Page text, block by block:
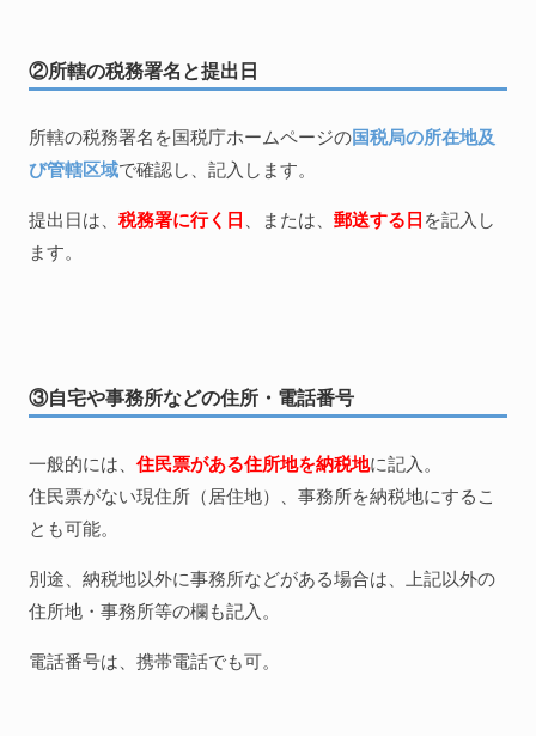
②所轄の税務署名と提出日
所轄の税務署名を国税庁ホームページの国税局の所在地及
び管轄区域で確認し、記入します。
提出日は、 税務署に行く日 、または、 郵送する日 を記入し
ます。
③自宅や事務所などの住所・電話番号
一般的には、 住民票がある住所地を納税地に記入。
住民票がない現住所（居住地）、事務所を納税地にするこ
とも可能。
別途、納税地以外に事務所などがある場合は、上記以外の
住所地・事務所等の欄も記入。
電話番号は、携帯電話でも可。